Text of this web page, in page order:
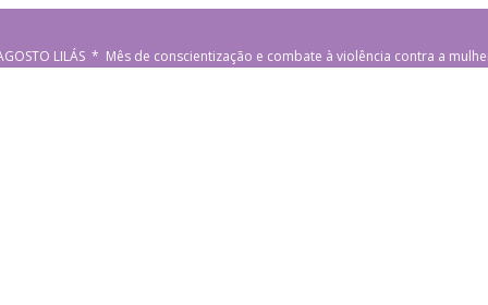
LILÁS * Mês de conscientização e combate à violência contra a